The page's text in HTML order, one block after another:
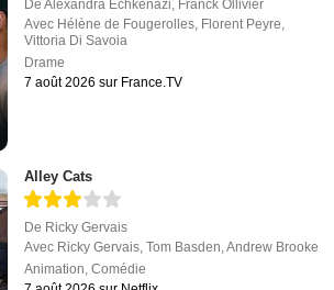
DeAlexandra Echkenazi, Franck Ollivier
Avec Hélène de Fougerolles, Florent Peyre,
Vittoria Di Savoia
Drame
7 août 2026 sur France.TV
Alley Cats
De Ricky Gervais
Avec Ricky Gervais,Tom Basden,Andrew Brooke
Animation,Comédie